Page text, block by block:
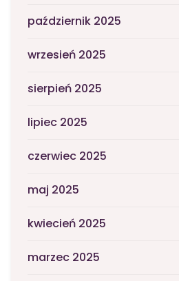
październik 2025
wrzesień 2025
sierpień 2025
lipiec 2025
czerwiec 2025
maj 2025
kwiecień 2025
marzec 2025